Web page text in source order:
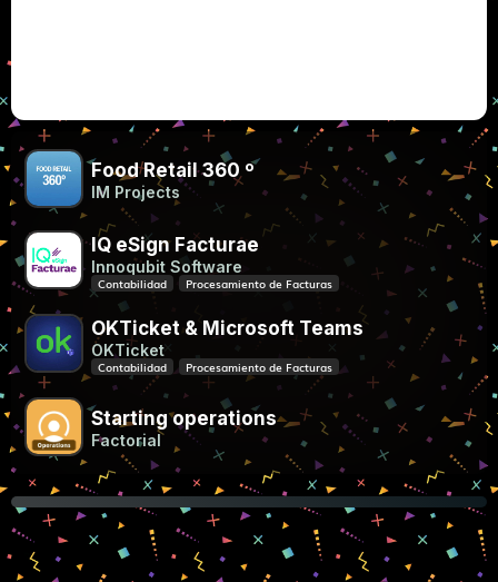
Food Retail 360 º
IM Projects
IQ eSign Facturae
Innoqubit Software
Contabilidad Procesamiento de Facturas
OKTicket & Microsoft Teams
OKTicket
Contabilidad Procesamiento de Facturas
Starting operations
Factorial